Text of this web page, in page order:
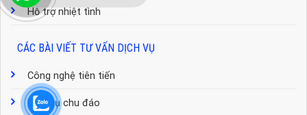
Hỗ trợ nhiệt tình
CÁC BÀI VIẾT TƯ VẤN DỊCH VỤ
Công nghệ tiên tiến
Dịch vụ chu đáo